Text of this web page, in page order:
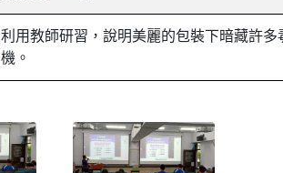
利用教師研習，說明美麗的包裝下暗藏許多
機。